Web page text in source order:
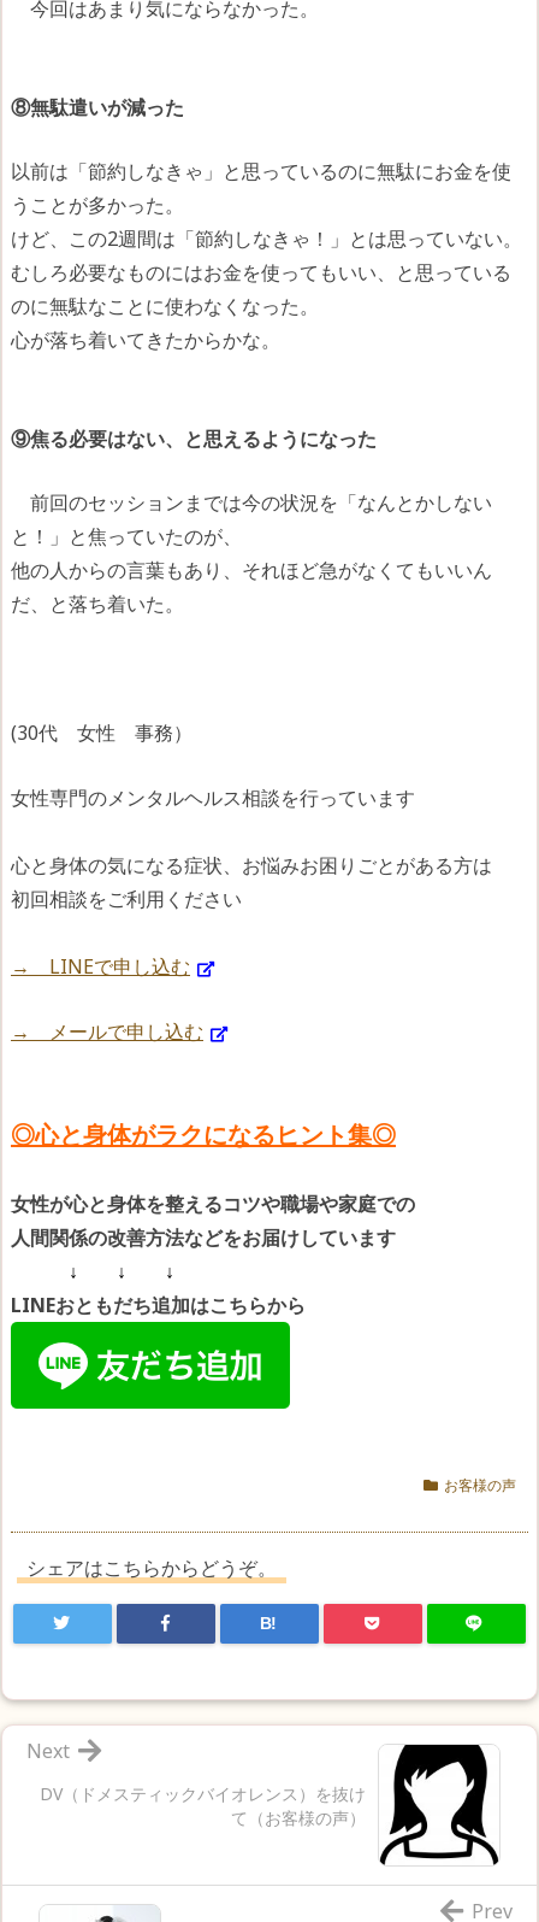
今回はあまり気にならなかった。
⑧無駄遣いが減った
以前は「節約しなきゃ」と思っているのに無駄にお金を使
うことが多かった。
けど、この2週間は「節約しなきゃ！」とは思っていない。
むしろ必要なものにはお金を使ってもいい、と思っている
のに無駄なことに使わなくなった。
心が落ち着いてきたからかな。
⑨焦る必要はない、と思えるようになった
前回のセッションまでは今の状況を「なんとかしない
と！」と焦っていたのが、
他の人からの言葉もあり、それほど急がなくてもいいん
だ、と落ち着いた。
(30代 女性 事務）
女性専門のメンタルヘルス相談を行っています
心と身体の気になる症状、お悩みお困りごとがある方は
初回相談をご利用ください
→ LINEで申し込む
→ メールで申し込む
◎心と身体がラクになるヒント集◎
女性が心と身体を整えるコツや職場や家庭での
人間関係の改善方法などをお届けしています
↓ ↓ ↓
LINEおともだち追加はこちらから
お客様の声
シェアはこちらからどうぞ。
B!
DV（ドメスティックバイオレンス）を抜け
て（お客様の声）
Next
Prev